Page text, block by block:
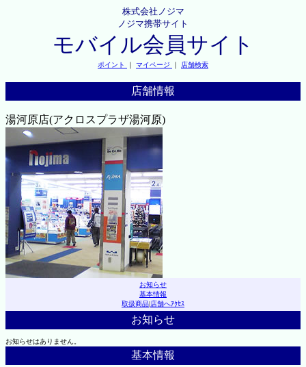
株式会社ノジマ
ノジマ携帯サイト
モバイル会員サイト
ポイント ｜ マイページ ｜ 店舗検索
店舗情報
湯河原店(アクロスプラザ湯河原)
お知らせ
基本情報
取扱商品|店舗へｱｸｾｽ
お知らせ
お知らせはありません。
基本情報